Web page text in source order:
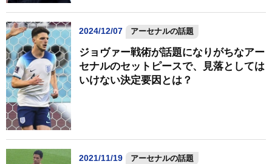
2024/12/07 アーセナルの話題
ジョヴァー戦術が話題になりがちなアー
セナルのセットピースで、見落としては
いけない決定要因とは？
2021/11/19 アーセナルの話題